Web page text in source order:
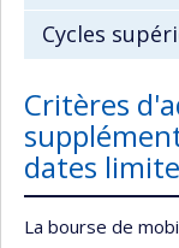
Cycles
Critères
dates
La bourse de